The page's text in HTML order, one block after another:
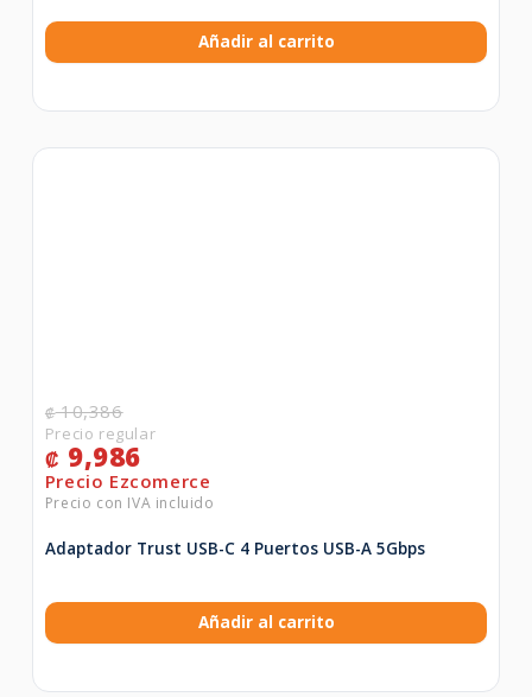
Añadir al carrito
₡10,386
₡ 9,986
Adaptador Trust USB-C 4 Puertos USB-A 5Gbps
Añadir al carrito